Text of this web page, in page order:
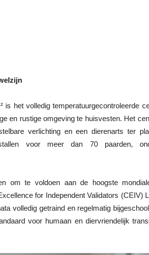
is het volledig temperatuurgecontroleerde
en rustige omgeving te huisvesten. Het
verlichting en een dierenarts ter
voor meer dan 70 paarden,
om te voldoen aan de hoogste
for Independent Validators (CEIV)
volledig getraind en regelmatig
voor humaan en diervriendelijk